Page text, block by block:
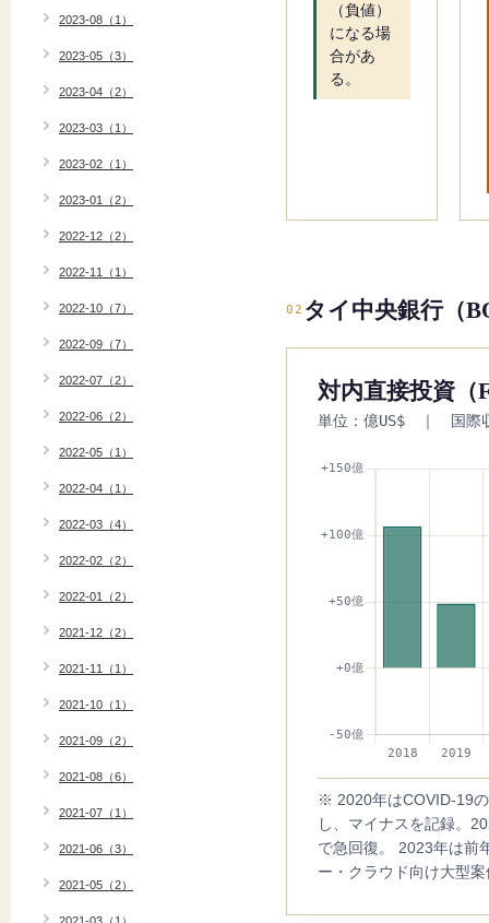
（負値）
になる場
合があ
る。
02 タイ中央銀行（
対内直接投資（
単位：億US$ ｜ 国際
※ 2020年はCOVID-19
し、マイナスを記録。
で急回復。 2023年は前
ー・クラウド向け大型
2023-08（1）
2023-05（3）
2023-04（2）
2023-03（1）
2023-02（1）
2023-01（2）
2022-12（2）
2022-11（1）
2022-10（7）
2022-09（7）
2022-07（2）
2022-06（2）
2022-05（1）
2022-04（1）
2022-03（4）
2022-02（2）
2022-01（2）
2021-12（2）
2021-11（1）
2021-10（1）
2021-09（2）
2021-08（6）
2021-07（1）
2021-06（3）
2021-05（2）